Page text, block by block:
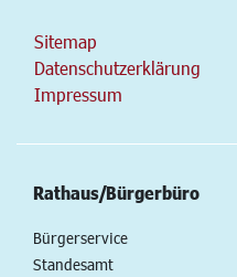
Sitemap
Datenschutzerklärung
Impressum
Rathaus/Bürgerbüro
Bürgerservice
Standesamt